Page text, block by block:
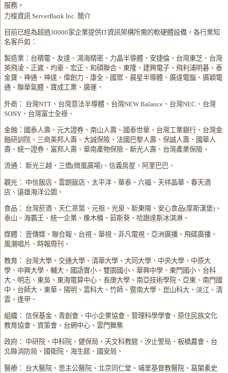
服務。
力梭資訊 ServerBank Inc. 簡介
目前已經為超過30000家企業提供IT資訊架構所需的軟硬體設備，各行業知
名客戶如：
製造業：台積電、友達、鴻海精密、力晶半導體、安捷倫、台灣東芝、台灣
英飛凌、正崴、均豪、宏正、和碩聯合、東隆、建興電子、飛利浦明碁、泰
金寶、神通、神達、偉創力、康全、國眾、晨星半導體、廣達電腦、廣穎電
通、聯華氣體、寶成工業、廣運、
外商： 台灣NTT、台灣意法半導體、台灣NEW Balance、台灣NEC、台灣
SONY、台灣富士全祿、
金融：國泰人壽、元大證券、南山人壽、國泰世華、台灣工業銀行、台灣金
融研訓院、三商美邦人壽、大誠保險、法國巴黎人壽、保誠人壽、國華人
壽、統一證券、富邦人壽、華南產物保險、新光人壽、台灣產業保險、
流通： 新光三越、三僑(微風廣場)、信義房屋、阿里巴巴、
觀光： 中信飯店、雲朗飯店、太平洋、華泰、六福、天祥晶華、春天酒
店、遠雄海洋公園、
食品： 台灣菸酒、天仁茶葉、元祖、光泉、新東陽、安心食品(摩斯漢堡)、
泰山、海霸王、統一企業、橡木桶、茹斯葵、哈跟達斯冰淇淋、
媒體： 壹傳媒、聯合報、台視、華視、非凡電視、亞洲廣播、飛碟廣播、
風潮唱片、時報周刊、
教育： 台灣大學、交通大學、清華大學、大同大學、中央大學、中原大
學、中興大學、輔大、國語實小、雙園國小、華興中學、東門國小、台科
大、明志、東吳、東海電算中心、長庚大學、南亞技術學院、亞東、南門國
中、台師大、東華、陽明、雲科大、竹師、暨南大學、崑山科大、淡江、清
雲、逢甲、
組織： 信保基金、青創會、中小企業協會、管理科學學會、原住民族文化
教育協會、資策會、台網中心、雲門舞集
政府： 中研院、中科院、健保局、天文科教館、汐止警局、板橋農會、台
北縣消防局、國衛院、海生館、國安局、
醫療： 台大醫院、恩主公醫院、北京同仁堂、埔里基督教醫院、葛蘭素史